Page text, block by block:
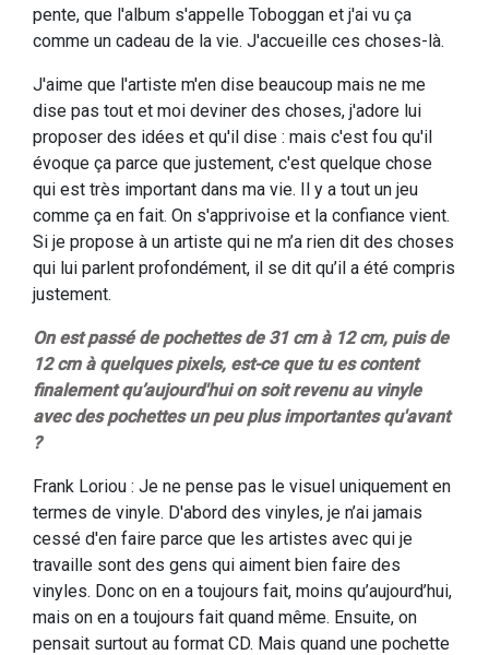
pente, que l'album s'appelle Toboggan et j'ai vu ça
comme un cadeau de la vie. J'accueille ces choses-là.
J'aime que l'artiste m'en dise beaucoup mais ne me
dise pas tout et moi deviner des choses, j'adore lui
proposer des idées et qu'il dise : mais c'est fou qu'il
évoque ça parce que justement, c'est quelque chose
qui est très important dans ma vie. Il y a tout un jeu
comme ça en fait. On s'apprivoise et la confiance vient.
Si je propose à un artiste qui ne m’a rien dit des choses
qui lui parlent profondément, il se dit qu’il a été compris
justement.
On est passé de pochettes de 31 cm à 12 cm, puis de
12 cm à quelques pixels, est-ce que tu es content
finalement qu’aujourd'hui on soit revenu au vinyle
avec des pochettes un peu plus importantes qu'avant
?
Frank Loriou : Je ne pense pas le visuel uniquement en
termes de vinyle. D'abord des vinyles, je n’ai jamais
cessé d'en faire parce que les artistes avec qui je
travaille sont des gens qui aiment bien faire des
vinyles. Donc on en a toujours fait, moins qu’aujourd’hui,
mais on en a toujours fait quand même. Ensuite, on
pensait surtout au format CD. Mais quand une pochette